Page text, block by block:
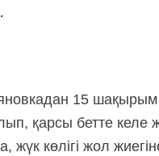
15
қарсы бетте келе
көлігі жол